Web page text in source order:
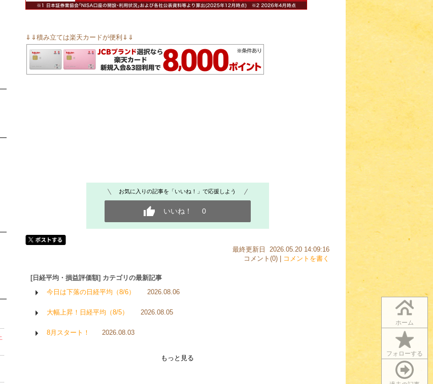
ホーム
フォローする
⇓⇓積み立ては楽天カードが便利⇓⇓
お気に入りの記事を「いいね！」で応援しよう
いいね！ 0
最終更新日 2026.05.20 14:09:16
コメント(0) |
コメントを書く
[日経平均・損益評価額] カテゴリの最新記事
今日は下落の日経平均（8/6）
2026.08.06
大幅上昇！日経平均（8/5） 2026.08.05
8月スタート！ 2026.08.03
もっと見る